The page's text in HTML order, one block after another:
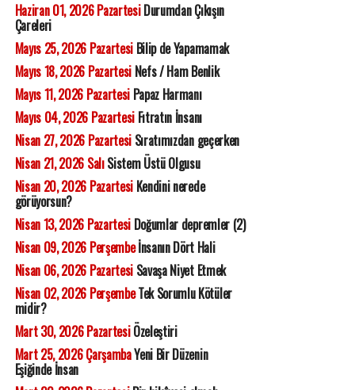
Haziran 01, 2026 PazartesiDurumdan Çıkışın
Çareleri
Mayıs 25, 2026 PazartesiBilip de Yapamamak
Mayıs 18, 2026 PazartesiNefs / Ham Benlik
Mayıs 11, 2026 PazartesiPapaz Harmanı
Mayıs 04, 2026 PazartesiFıtratın İnsanı
Nisan 27, 2026 PazartesiSıratımızdan geçerken
Nisan 21, 2026 SalıSistem Üstü Olgusu
Nisan 20, 2026 PazartesiKendini nerede
görüyorsun?
Nisan 13, 2026 PazartesiDoğumlar depremler (2)
Nisan 09, 2026 Perşembeİnsanın Dört Hali
Nisan 06, 2026 PazartesiSavaşa Niyet Etmek
Nisan 02, 2026 PerşembeTek Sorumlu Kötüler
midir?
Mart 30, 2026 PazartesiÖzeleştiri
Mart 25, 2026 ÇarşambaYeni Bir Düzenin
Eşiğinde İnsan